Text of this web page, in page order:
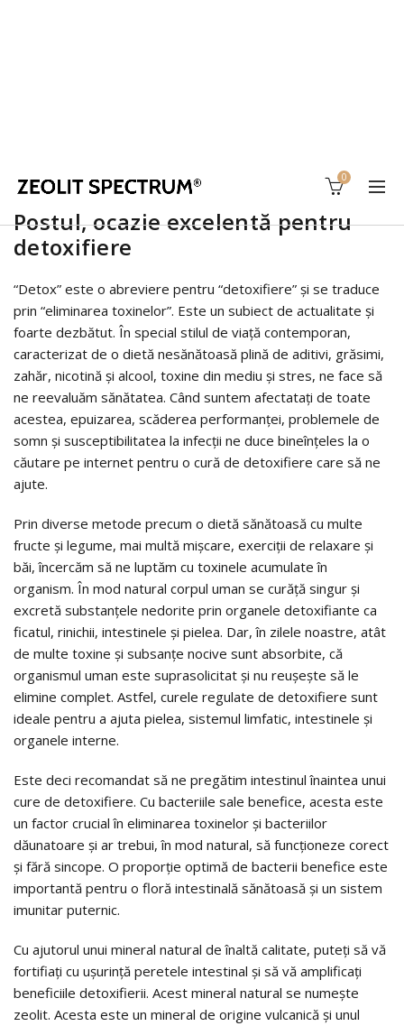
0
Postul, ocazie excelentă pentru
detoxifiere
“Detox” este o abreviere pentru “detoxifiere” şi se traduce
prin “eliminarea toxinelor”. Este un subiect de actualitate şi
foarte dezbătut. În special stilul de viaţă contemporan,
caracterizat de o dietă nesănătoasă plină de aditivi, grăsimi,
zahăr, nicotină şi alcool, toxine din mediu şi stres, ne face să
ne reevaluăm sănătatea. Când suntem afectataţi de toate
acestea, epuizarea, scăderea performanţei, problemele de
somn şi susceptibilitatea la infecţii ne duce bineînţeles la o
căutare pe internet pentru o cură de detoxifiere care să ne
ajute.
Prin diverse metode precum o dietă sănătoasă cu multe
fructe şi legume, mai multă mişcare, exerciţii de relaxare şi
băi, încercăm să ne luptăm cu toxinele acumulate în
organism. În mod natural corpul uman se curăţă singur şi
excretă substanţele nedorite prin organele detoxifiante ca
ficatul, rinichii, intestinele şi pielea. Dar, în zilele noastre, atât
de multe toxine şi subsanţe nocive sunt absorbite, că
organismul uman este suprasolicitat şi nu reuşeşte să le
elimine complet. Astfel, curele regulate de detoxifiere sunt
ideale pentru a ajuta pielea, sistemul limfatic, intestinele şi
organele interne.
Este deci recomandat să ne pregătim intestinul înaintea unui
cure de detoxifiere. Cu bacteriile sale benefice, acesta este
un factor crucial în eliminarea toxinelor şi bacteriilor
dăunatoare şi ar trebui, în mod natural, să funcţioneze corect
şi fără sincope. O proporţie optimă de bacterii benefice este
importantă pentru o floră intestinală sănătoasă şi un sistem
imunitar puternic.
Cu ajutorul unui mineral natural de înaltă calitate, puteţi să vă
fortifiaţi cu uşurinţă peretele intestinal şi să vă amplificaţi
beneficiile detoxifierii. Acest mineral natural se numeşte
zeolit. Acesta este un mineral de origine vulcanică şi unul